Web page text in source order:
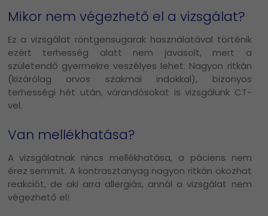
Mikor nem végezhető el a vizsgálat?
Ez a vizsgálat röntgensugarak használatával történik
ezért terhesség alatt nem javasolt, mert a
születendő gyermekre veszélyes lehet. Nagyon ritkán
(kizárólag orvos szakmai indokkal), bizonyos
terhességi hét után, várandósokat is vizsgálunk CT-
vel.
Van mellékhatása?
A vizsgálatnak nincs mellékhatása, a páciens nem
érez semmit. A kontrasztanyag nagyon ritkán okozhat
reakciót, de aki arra allergiás, annál a vizsgálat nem
végezhető el!